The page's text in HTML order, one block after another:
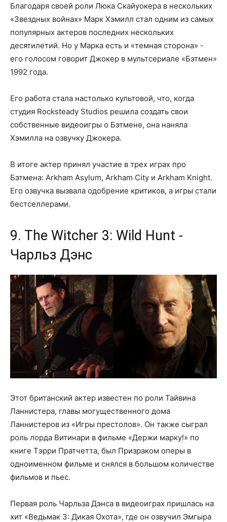
Благодаря своей роли Люка Скайуокера в нескольких
«Звездных войнах» Марк Хэмилл стал одним из самых
популярных актеров последних нескольких
десятилетий. Но у Марка есть и «темная сторона» -
его голосом говорит Джокер в мультсериале «Бэтмен»
1992 года.
Его работа стала настолько культовой, что, когда
студия Rocksteady Studios решила создать свои
собственные видеоигры о Бэтмене, она наняла
Хэмилла на озвучку Джокера.
В итоге актер принял участие в трех играх про
Бэтмена: Arkham Asylum, Arkham City и Arkham Knight.
Его озвучка вызвала одобрение критиков, а игры стали
бестселлерами.
9. The Witcher 3: Wild Hunt -
Чарльз Дэнс
Этот британский актер известен по роли Тайвина
Ланнистера, главы могущественного дома
Ланнистеров из «Игры престолов». Он также сыграл
роль лорда Витинари в фильме «Держи марку!» по
книге Тэрри Пратчетта, был Призраком оперы в
одноименном фильме и снялся в большом количестве
фильмов и пьес.
Первая роль Чарльза Дэнса в видеоиграх пришлась на
хит «Ведьмак 3: Дикая Охота», где он озвучил Эмгыра